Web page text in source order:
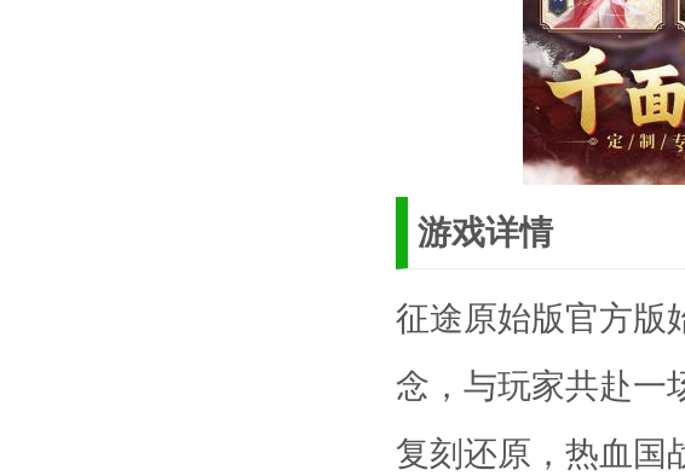
游戏详情
征途原始版官方版
念，与玩家共赴一
复刻还原，热血国